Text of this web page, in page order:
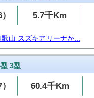
5.7千Km
歌山 スズキアリーナか...
3型
60.4千Km